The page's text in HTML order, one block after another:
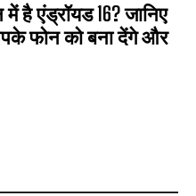
है एंड्रॉयड 16? जानिए
फोन को बना देंगे और